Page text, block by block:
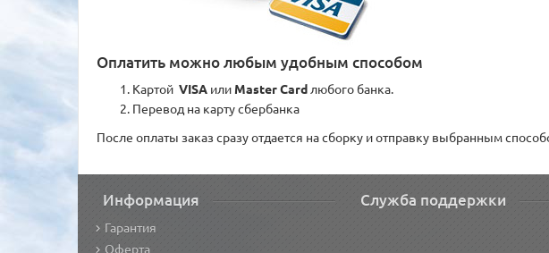
Оплатить можно любым удобным способом
Картой VISA или Master Card любого банка.
Перевод на карту сбербанка
После оплаты заказ сразу отдается на сборку и отправку выбранным
Информация
Гарантия
Оферта
Служба поддержки